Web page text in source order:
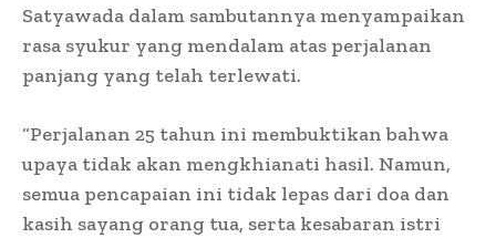
Satyawada dalam sambutannya menyampaikan
rasa syukur yang mendalam atas perjalanan
panjang yang telah terlewati.
“Perjalanan 25 tahun ini membuktikan bahwa
upaya tidak akan mengkhianati hasil. Namun,
semua pencapaian ini tidak lepas dari doa dan
kasih sayang orang tua, serta kesabaran istri